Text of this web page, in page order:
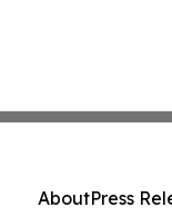
AboutPress